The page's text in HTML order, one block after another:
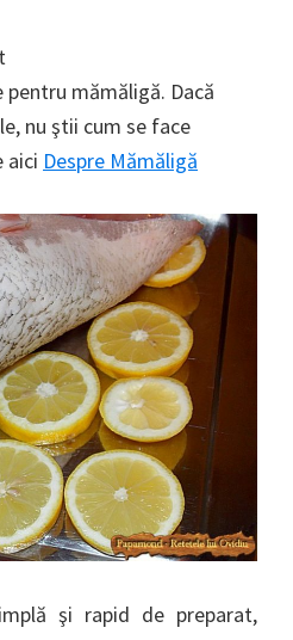
pentru mămăligă. Dacă
nu ştii cum se face
aici Despre Mămăligă
şi rapid de preparat,